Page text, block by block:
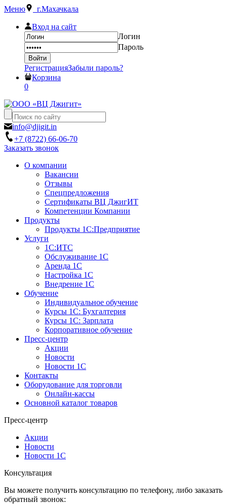
Меню г.Махачкала
Вход на сайт
Логин
Пароль
РегистрацияЗабыли пароль?
Корзина
0
info@djigit.in
+7 (8722) 66-06-70
Заказать звонок
О компании
Вакансии
Отзывы
Спецпредложения
Сертификаты ВЦ ДжигИТ
Компетенции Компании
Продукты
Продукты 1С:Предприятие
Услуги
1С:ИТС
Обслуживание 1С
Аренда 1С
Настройка 1С
Внедрение 1С
Обучение
Индивидуальное обучение
Курсы 1С: Бухгалтерия
Курсы 1С: Зарплата
Корпоративное обучение
Пресс-центр
Акции
Новости
Новости 1С
Контакты
Оборудование для торговли
Онлайн-кассы
Основной каталог товаров
Пресс-центр
Акции
Новости
Новости 1С
Консультация
Вы можете получить консультацию по телефону, либо заказать
обратный звонок: